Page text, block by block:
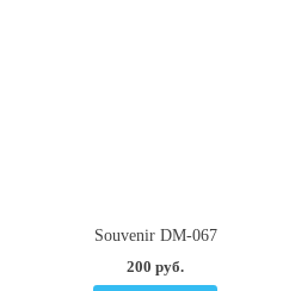
Souvenir DM-067
200 руб.